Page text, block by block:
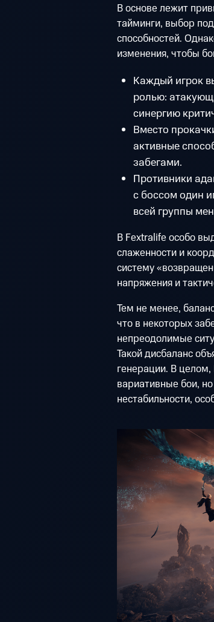
В основе лежит
тайминги, выбор
способностей.
изменения, чтобы
Каждый игрок
ролью:
синергию
Вместо
активные
забегами.
Противники
с боссом один
всей группы
В Fextralife особо
слаженности и
систему
напряжения и
Тем не менее,
что в некоторых
непреодолимые
Такой дисбаланс
генерации. В
вариативные бои,
нестабильности,